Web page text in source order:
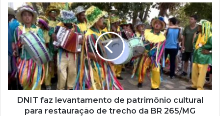
s
e
u
d
e
r
DNIT faz levantamento de patrimônio cultural
para restauração de trecho da BR 265/MG